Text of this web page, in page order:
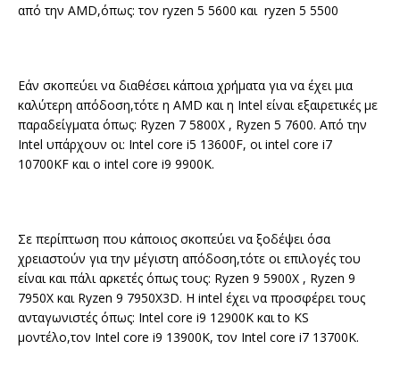
από την AMD,όπως: τον ryzen 5 5600 και ryzen 5 5500
Εάν σκοπεύει να διαθέσει κάποια χρήματα για να έχει μια
καλύτερη απόδοση,τότε η AMD και η Intel είναι εξαιρετικές με
παραδείγματα όπως: Ryzen 7 5800X , Ryzen 5 7600. Από την
Intel υπάρχουν οι: Intel core i5 13600F, οι intel core i7
10700KF και o intel core i9 9900Κ.
Σε περίπτωση που κάποιος σκοπεύει να ξοδέψει όσα
χρειαστούν για την μέγιστη απόδοση,τότε οι επιλογές του
είναι και πάλι αρκετές όπως τους: Ryzen 9 5900X , Ryzen 9
7950X και Ryzen 9 7950X3D. H intel έχει να προσφέρει τους
ανταγωνιστές όπως: Intel core i9 12900K και to KS
μοντέλο,τον Intel core i9 13900K, τον Intel core i7 13700K.